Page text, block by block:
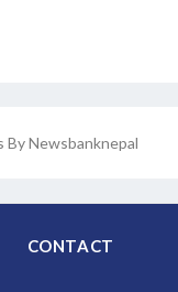
By Newsbanknepal
CONTACT